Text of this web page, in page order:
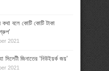
কথা বলে কোটি কোটি টাকা
2021
সিলেটী জিনাতের ‘নিউইয়র্ক জয়’
2021